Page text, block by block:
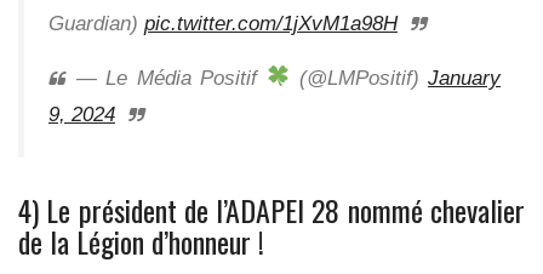
Guardian) pic.twitter.com/1jXvM1a98H
— Le Média Positif (@LMPositif) January
9, 2024
4) Le président de l’ADAPEI 28 nommé chevalier
de la Légion d’honneur !